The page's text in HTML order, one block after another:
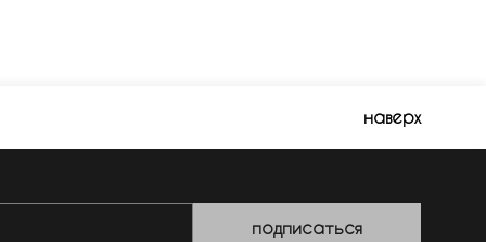
наверх
подписаться